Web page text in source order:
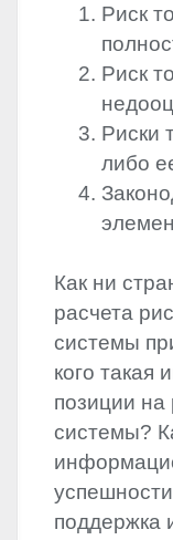
Риск
Риск
Риски
либо
Как ни
расчета
системы
кого
позиции
системы?
поддержка